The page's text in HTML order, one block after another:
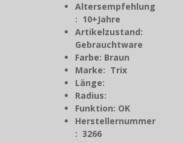
Altersempfehlung
: 10+Jahre
Artikelzustand:
Gebrauchtware
Farbe: Braun
Marke: Trix
Länge:
Radius:
Funktion: OK
Herstellernummer
: 3266